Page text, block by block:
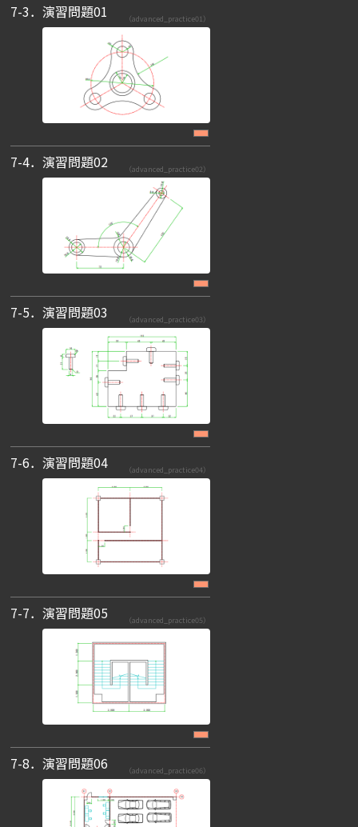
7-3．演習問題01 （advanced_practice01）
7-4．演習問題02 （advanced_practice02）
7-5．演習問題03 （advanced_practice03）
7-6．演習問題04 （advanced_practice04）
7-7．演習問題05 （advanced_practice05）
7-8．演習問題06 （advanced_practice06）